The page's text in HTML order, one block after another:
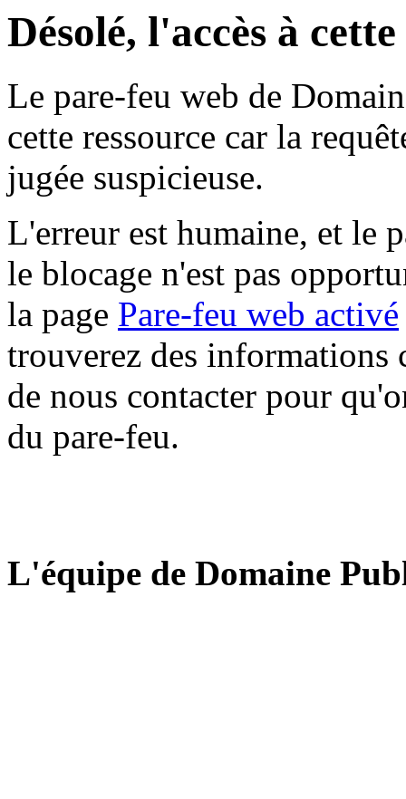
Désolé, l'accès à
Le pare-feu web de
cette ressource car la
jugée suspicieuse.
L'erreur est humaine, et le
le blocage n'est pas
la page Pare-feu web activé
trouverez des informations
de nous contacter pour
du pare-feu.
L'équipe de Domaine